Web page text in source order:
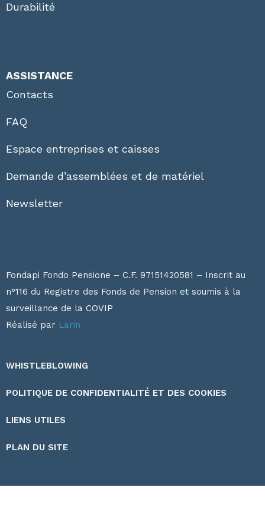
Durabilité
ASSISTANCE
Contacts
FAQ
Espace entreprises et caisses
Demande d’assemblées et de matériel
Newsletter
Fondapi Fondo Pensione – C.F. 97151420581 – Inscrit au
n°116 du Registre des Fonds de Pension et soumis à la
surveillance de la COVIP
Réalisé par Larin
WHISTLEBLOWING
POLITIQUE DE CONFIDENTIALITÉ ET DES COOKIES
LIENS UTILES
PLAN DU SITE